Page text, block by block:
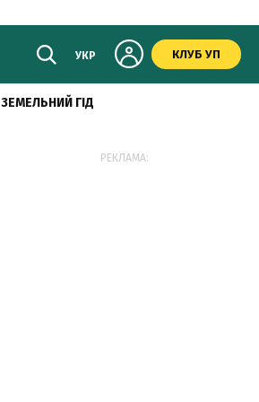
УКР КЛУБ УП
ЗЕМЕЛЬНИЙ ГІД
РЕКЛАМА: